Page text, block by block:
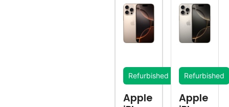
Refurbished
Apple
Refurbished
Apple